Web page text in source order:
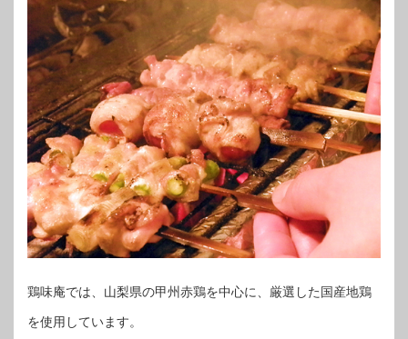
鶏味庵では、山梨県の甲州赤鶏を中心に、厳選した国産地鶏
を使用しています。